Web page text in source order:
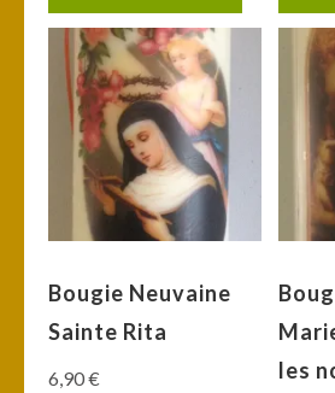
Bougie Neuvaine
Sainte Rita
6,90€
les